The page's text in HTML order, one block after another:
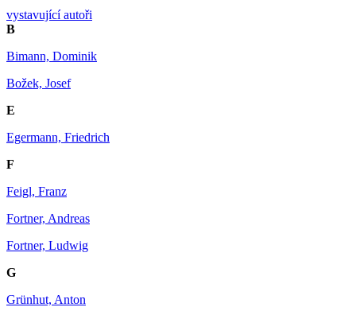
vystavující autoři
B
Bimann, Dominik
Božek, Josef
E
Egermann, Friedrich
F
Feigl, Franz
Fortner, Andreas
Fortner, Ludwig
G
Grünhut, Anton